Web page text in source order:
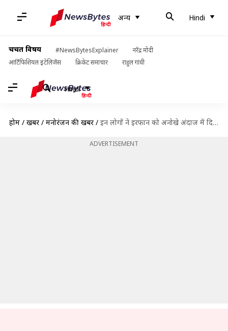
अन्य Hindi
चर्चित विषय #NewsBytesExplainer
नरेंद्र मोदी
आर्टिफिशियल इंटेलिजेंस
क्रिकेट समाचार राहुल गांधी
Hindi
होम / खबरें / मनोरंजन की खबरें / इन लोगों ने इरफान को अनोखे अंदाज में दिया आखिरी सलाम, बदला अपने गांव का नाम
ADVERTISEMENT